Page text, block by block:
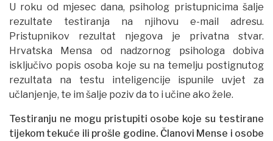
U roku od mjesec dana, psiholog pristupnicima šalje
rezultate testiranja na njihovu e-mail adresu.
Pristupnikov rezultat njegova je privatna stvar.
Hrvatska Mensa od nadzornog psihologa dobiva
isključivo popis osoba koje su na temelju postignutog
rezultata na testu inteligencije ispunile uvjet za
učlanjenje, te im šalje poziv da to i učine ako žele.
Testiranju ne mogu pristupiti osobe koje su testirane
tijekom tekuće ili prošle godine. Članovi Mense i osobe